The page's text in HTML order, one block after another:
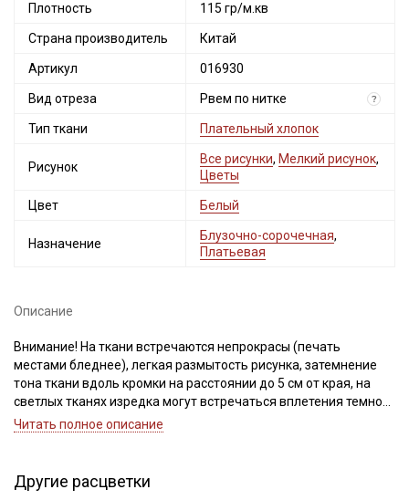
Плотность 115 гр/м.кв
Страна производитель Китай
Артикул 016930
Вид отреза Рвем по нитке ?
Тип ткани Плательный хлопок
Рисунок
Все рисунки, Мелкий рисунок,
Цветы
Цвет Белый
Назначение
Блузочно-сорочечная,
Платьевая
Описание
Внимание! На ткани встречаются непрокрасы (печать
местами бледнее), легкая размытость рисунка, затемнение
тона ткани вдоль кромки на расстоянии до 5 см от края, на
светлых тканях изредка могут встречаться вплетения темной
нити. После стирки ткань становится менее яркой, приобретая
дефектом не считается. Ширина ткани ±2см.
Просим учитывать это при заказе.
Читать полное описание
Другие расцветки